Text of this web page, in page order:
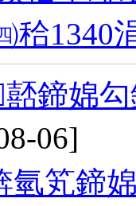
秴1340
鍗婂
06]
氫笂鍗